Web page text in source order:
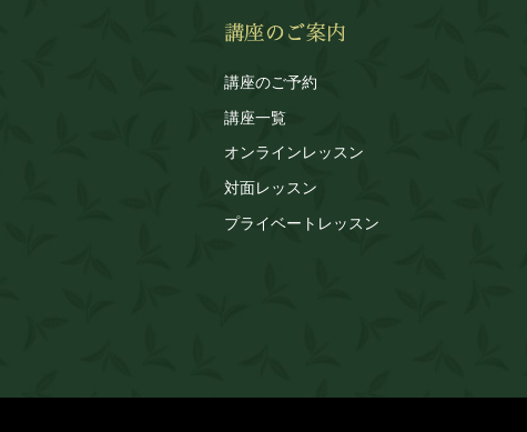
講座のご予約
講座一覧
オンラインレッスン
対面レッスン
プライベートレッスン